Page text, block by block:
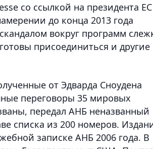
со ссылкой на президента ЕС
до конца 2013 года
вокруг программ
присоединиться и другие
от Эдварда Сноудена
переговоры 35 мировых
передал АНБ неназванный
списка из 200 номеров.
записке АНБ 2006 года. В